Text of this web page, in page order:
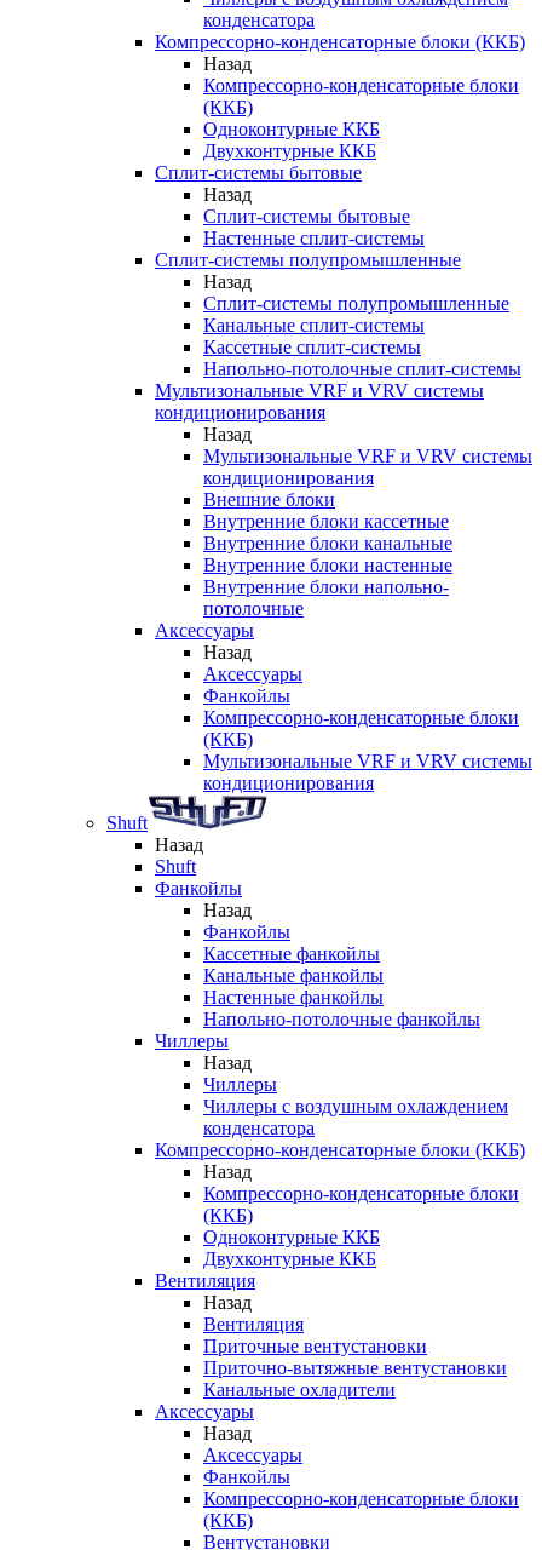
конденсатора
Компрессорно-конденсаторные блоки (ККБ)
Назад
Компрессорно-конденсаторные блоки
(ККБ)
Одноконтурные ККБ
Двухконтурные ККБ
Сплит-системы бытовые
Назад
Сплит-системы бытовые
Настенные сплит-системы
Сплит-системы полупромышленные
Назад
Сплит-системы полупромышленные
Канальные сплит-системы
Кассетные сплит-системы
Напольно-потолочные сплит-системы
Мультизональные VRF и VRV системы
кондиционирования
Назад
Мультизональные VRF и VRV системы
кондиционирования
Внешние блоки
Внутренние блоки кассетные
Внутренние блоки канальные
Внутренние блоки настенные
Внутренние блоки напольно-
потолочные
Аксессуары
Назад
Аксессуары
Фанкойлы
Компрессорно-конденсаторные блоки
(ККБ)
Мультизональные VRF и VRV системы
кондиционирования
Shuft
Назад
Shuft
Фанкойлы
Назад
Фанкойлы
Кассетные фанкойлы
Канальные фанкойлы
Настенные фанкойлы
Напольно-потолочные фанкойлы
Чиллеры
Назад
Чиллеры
Чиллеры с воздушным охлаждением
конденсатора
Компрессорно-конденсаторные блоки (ККБ)
Назад
Компрессорно-конденсаторные блоки
(ККБ)
Одноконтурные ККБ
Двухконтурные ККБ
Вентиляция
Назад
Вентиляция
Приточные вентустановки
Приточно-вытяжные вентустановки
Канальные охладители
Аксессуары
Назад
Аксессуары
Фанкойлы
Компрессорно-конденсаторные блоки
(ККБ)
Вентустановки